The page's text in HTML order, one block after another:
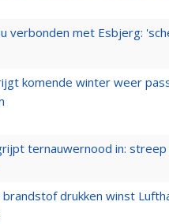
verbonden met Esbjerg:
komende winter weer
ternauwernood in:
brandstof drukken winst